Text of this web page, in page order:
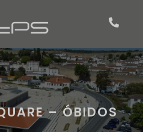
– ÓBIDOS